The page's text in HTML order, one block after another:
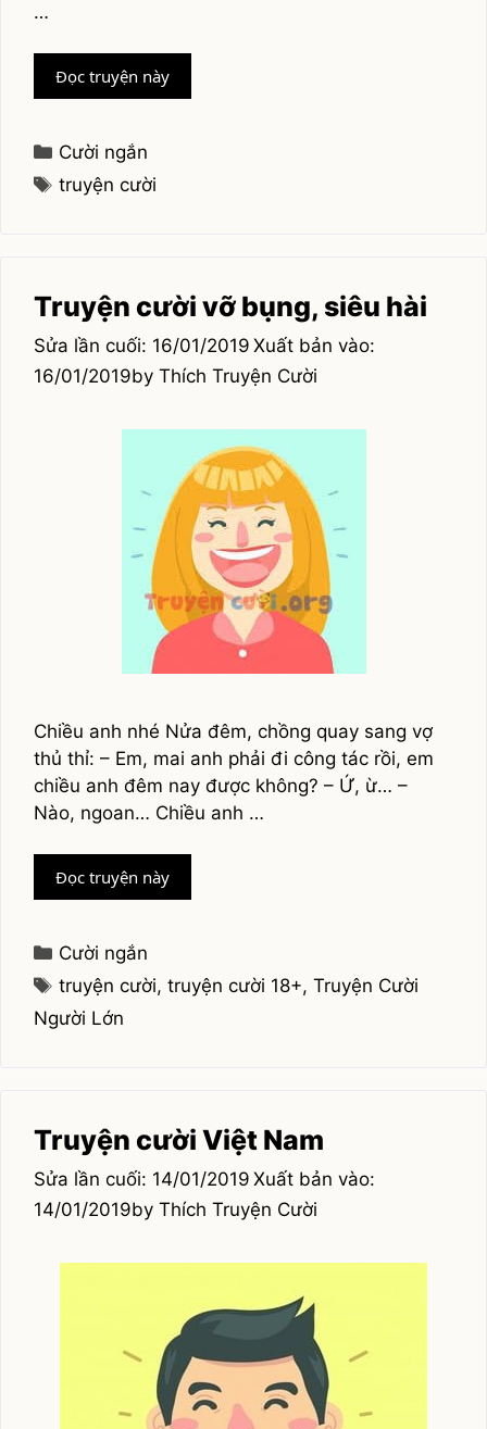
…
Đọc truyện nàyLoạt
cười
Categories
Cười ngắn
Tags
truyện cười
Truyện cười vỡ bụng, siêu hài
16/01/2019
16/01/2019by Thích Truyện Cười
Chiều anh nhé Nửa đêm, chồng quay sang vợ
thủ thỉ: – Em, mai anh phải đi công tác rồi, em
chiều anh đêm nay được không? – Ứ, ừ… –
Nào, ngoan… Chiều anh …
Đọc truyện nàyTruyện
cười
hài
Categories
Cười ngắn
Tags
truyện cười,truyện cười 18+,Truyện Cười
Người Lớn
Truyện cười Việt Nam
14/01/2019
14/01/2019by Thích Truyện Cười